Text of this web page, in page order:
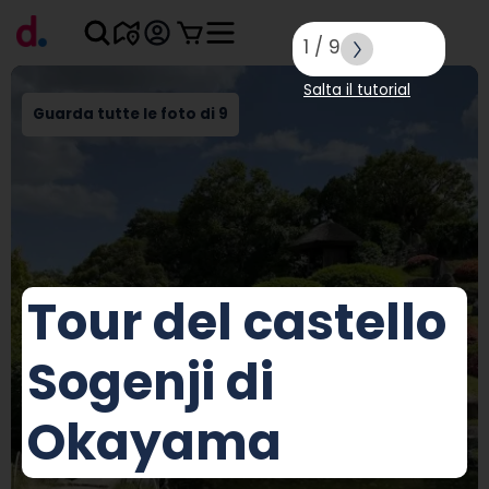
Guarda tutte le foto di 9
Tour del castello
Sogenji di
Okayama
1 / 9
Salta il tutorial